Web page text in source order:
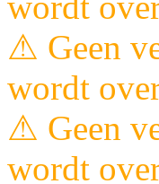
⚠ Geen
wordt
⚠ Geen
wordt